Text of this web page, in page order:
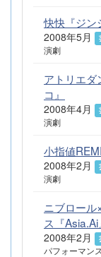
快快『ジン
2008年5月
演劇
アトリエダ
コ』
2008年4月
演劇
小指値
2008年2月
演劇
ニブロール
ス『Asia.Ai
2008年2月
パフォーマンス